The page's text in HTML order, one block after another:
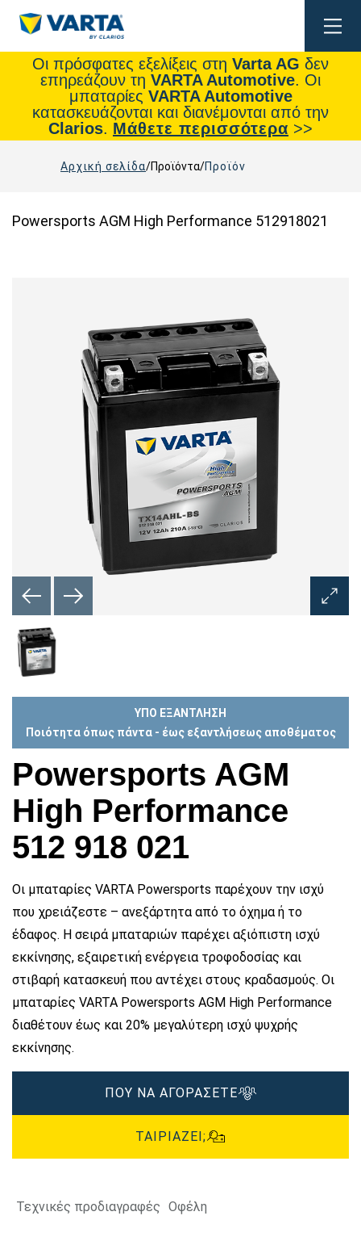
Οι πρόσφατες εξελίξεις στη Varta AG δεν
επηρεάζουν τη VARTA Automotive. Οι
μπαταρίες VARTA Automotive
κατασκευάζονται και διανέμονται από την
Clarios. Μάθετε περισσότερα >>
Αρχική σελίδα Προϊόντα Προϊόν
Powersports AGM High Performance 512918021
ΥΠΟ ΕΞΑΝΤΛΗΣΗ
Ποιότητα όπως πάντα - έως εξαντλήσεως αποθέματος
Powersports AGM
High Performance
512 918 021
Οι μπαταρίες VARTA Powersports παρέχουν την ισχύ
που χρειάζεστε – ανεξάρτητα από το όχημα ή το
έδαφος. Η σειρά μπαταριών παρέχει αξιόπιστη ισχύ
εκκίνησης, εξαιρετική ενέργεια τροφοδοσίας και
στιβαρή κατασκευή που αντέχει στους κραδασμούς. Οι
μπαταρίες VARTA Powersports AGM High Performance
διαθέτουν έως και 20% μεγαλύτερη ισχύ ψυχρής
εκκίνησης.
ΠΟΥ ΝΑ ΑΓΟΡΑΣΕΤΕ
ΤΑΙΡΙΆΖΕΙ;
Τεχνικές προδιαγραφές Οφέλη